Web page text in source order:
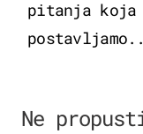
pitanja koja
Ne